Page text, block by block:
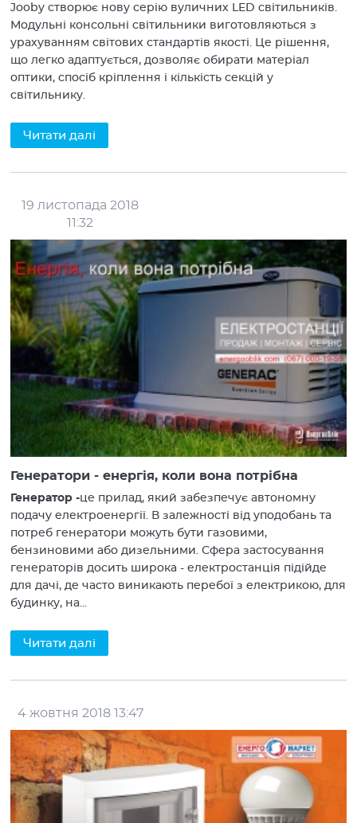
Jooby створює нову серію вуличних LED світильників.
Модульні консольні світильники виготовляються з
урахуванням світових стандартів якості. Це рішення,
що легко адаптується, дозволяє обирати матеріал
оптики, спосіб кріплення і кількість секцій у
світильнику.
Читати далі
19 листопада 2018
11:32
Генератори - енергія, коли вона потрібна
Генератор -це прилад, який забезпечує автономну
подачу електроенергії. В залежності від уподобань та
потреб генератори можуть бути газовими,
бензиновими або дизельними. Сфера застосування
генераторів досить широка - електростанція підійде
для дачі, де часто виникають перебої з електрикою, для
будинку, на...
Читати далі
4 жовтня 2018 13:47